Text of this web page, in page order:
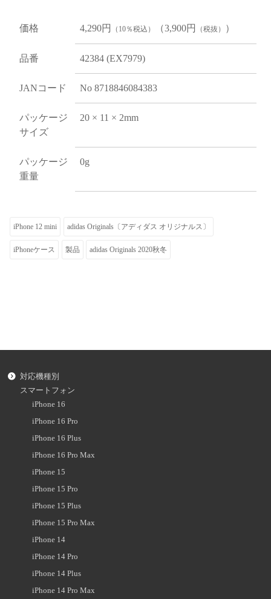
価格 4,290円 （10％税込） （3,900円 （税抜） ）
品番 42384 (EX7979)
JANコード No 8718846084383
パッケージ
サイズ
20 × 11 × 2mm
パッケージ
重量
0g
iPhone 12 mini adidas Originals〔アディダス オリジナルス〕
iPhoneケース 製品 adidas Originals 2020秋冬
対応機種別
スマートフォン
iPhone 16
iPhone 16 Pro
iPhone 16 Plus
iPhone 16 Pro Max
iPhone 15
iPhone 15 Pro
iPhone 15 Plus
iPhone 15 Pro Max
iPhone 14
iPhone 14 Pro
iPhone 14 Plus
iPhone 14 Pro Max